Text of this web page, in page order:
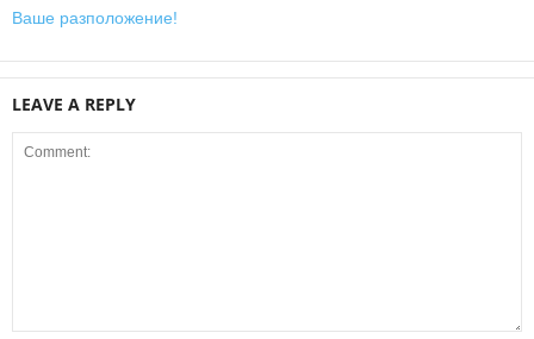
Ваше разположение!
LEAVE A REPLY